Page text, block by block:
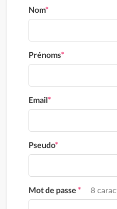
Nom*
Prénoms*
Email*
Pseudo*
Mot de passe * 8